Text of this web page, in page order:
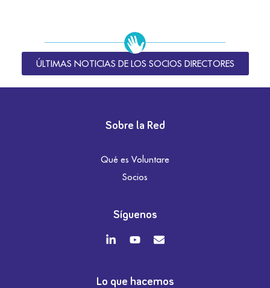
ÚLTIMAS NOTICIAS DE LOS SOCIOS DIRECTORES
Sobre la Red
Qué es Voluntare
Socios
Síguenos
Lo que hacemos